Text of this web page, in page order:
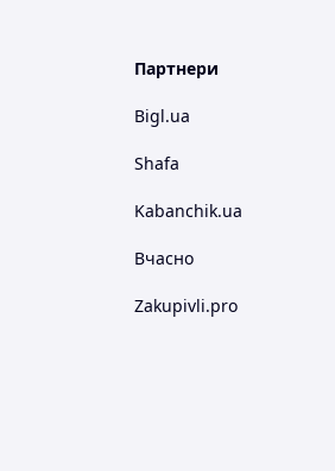
Партнери
Bigl.ua
Shafa
Kabanchik.ua
Вчасно
Zakupivli.pro